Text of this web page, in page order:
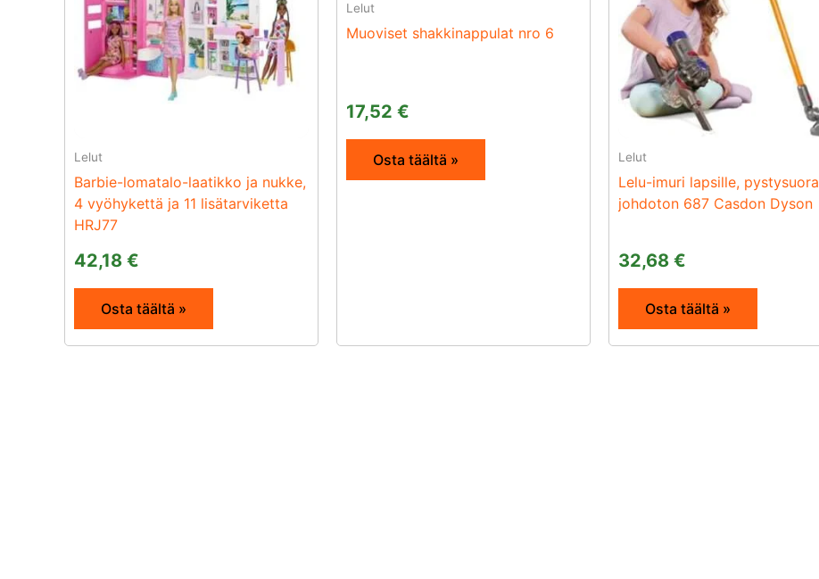
Lelut
Barbie-lomatalo-laatikko ja nukke,
4 vyöhykettä ja 11 lisätarviketta
HRJ77
42,18 €
Osta täältä »
Lelut
Muoviset shakkinappulat nro 6
17,52 €
Osta täältä » Lelut
Lelu-imuri lapsille, pystysuora
johdoton 687 Casdon Dyson
32,68 €
Osta täältä »